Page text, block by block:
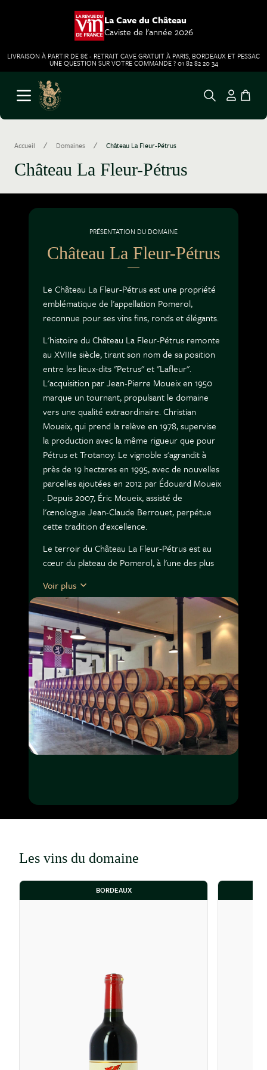
La Cave du Château
Caviste de l'année 2026
LIVRAISON À PARTIR DE 8€ - RETRAIT CAVE GRATUIT À PARIS, BORDEAUX ET PESSAC
UNE QUESTION SUR VOTRE COMMANDE ? 01 82 82 20 34
Aller au contenu
Ouvrir le menu
Accueil / Domaines / Château La Fleur-Pétrus
Château La Fleur-Pétrus
PRÉSENTATION DU DOMAINE
Château La Fleur-Pétrus
Le Château La Fleur-Pétrus est une propriété
emblématique de l'appellation Pomerol,
reconnue pour ses vins fins, ronds et élégants.
L'histoire du Château La Fleur-Pétrus remonte
au XVIIIe siècle, tirant son nom de sa position
entre les lieux-dits "Petrus" et "Lafleur".
L'acquisition par Jean-Pierre Moueix en 1950
marque un tournant, propulsant le domaine
vers une qualité extraordinaire. Christian
Moueix, qui prend la relève en 1978, supervise
la production avec la même rigueur que pour
Pétrus et Trotanoy. Le vignoble s'agrandit à
près de 19 hectares en 1995, avec de nouvelles
parcelles ajoutées en 2012 par Édouard Moueix
. Depuis 2007, Éric Moueix, assisté de
l'œnologue Jean-Claude Berrouet, perpétue
cette tradition d'excellence.
Le terroir du Château La Fleur-Pétrus est au
cœur du plateau de Pomerol, à l'une des plus
de sols d’argiles graveleux profonds avec une
sous-couche riche en fer. L'ensemble du
vignoble bénéficie d'un mélange unique de
graves, d'argiles profondes et de "crasse de
fer".
Les cépages sont principalement le Merlot
(91%), complété par le Cabernet Franc (6%) et
le Petit Verdot (3%). Le Château La Fleur-
Pétrus a été le premier à planter du Petit
Verdot à Pomerol, une innovation pour faire
face aux changements climatiques.
manuelles et un double tri rigoureux. La
fermentation se déroule dans des cuves en
suivie d'une macération douce. Le vin est
ensuite élevé pendant 16 à 22 mois en barriques
de chêne, dont 50% de bois neuf.
Le Château La Fleur-Pétrus se distingue par sa
nuances terreuses (truffe, graphite). En
bouche, il est corsé, dense et velouté, avec une
structure ronde et une belle longueur.
L'intégration des tanins est gracieuse, menant à
une finale lisse et persistante. Le potentiel de
garde est remarquable, s'étendant
généralement de 10 à 20 ans, voire plus, selon
Voir plus
Les vins du domaine
BORDEAUX